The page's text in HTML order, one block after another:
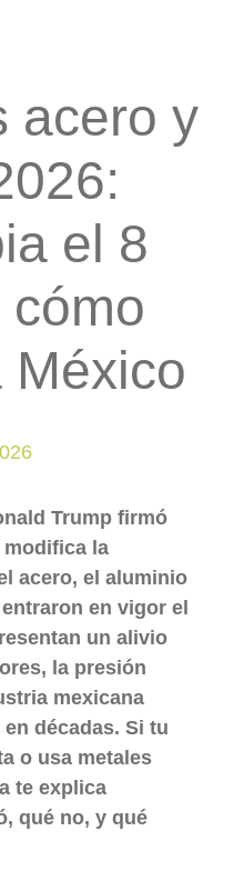
acero y
el 8
México
Trump firmó
modifica la
acero, el aluminio
en vigor el
un alivio
la presión
mexicana
décadas. Si tu
o usa metales
te explica
qué no, y qué